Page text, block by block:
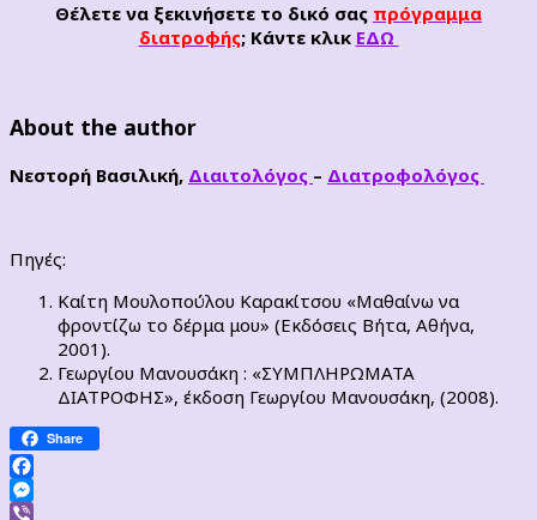
Θέλετε να ξεκινήσετε το δικό σας πρόγραμμα
διατροφής; Κάντε κλικ ΕΔΩ
About the author
Νεστορή Βασιλική, Διαιτολόγος – Διατροφολόγος
Πηγές:
Καίτη Μουλοπούλου Καρακίτσου «Μαθαίνω να
φροντίζω το δέρμα μου» (Εκδόσεις Βήτα, Αθήνα,
2001).
Γεωργίου Μανουσάκη : «ΣΥΜΠΛΗΡΩΜΑΤΑ
ΔΙΑΤΡΟΦΗΣ», έκδοση Γεωργίου Μανουσάκη, (2008).
Share
Facebook
Messenger